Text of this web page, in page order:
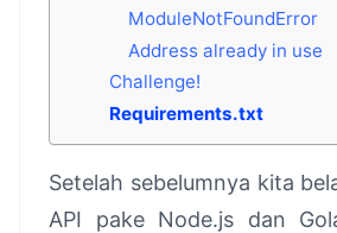
ModuleNotFoundError
Address already in use
Challenge!
Requirements.txt
Setelah sebelumnya kita
API pake Node.js dan